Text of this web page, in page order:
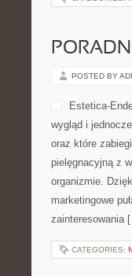
POSTED BY
Estetica-
wygląd i
oraz które
pielęgnacyjną z
organizmie.
marketingowe
zainteresowania
CATEGORIES: